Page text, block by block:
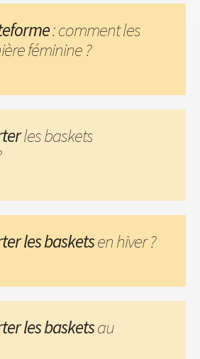
: comment les
féminine ?
les baskets
les basketsen hiver ?
les basketsau